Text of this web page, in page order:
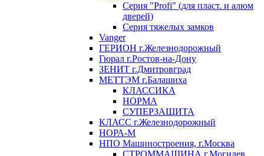
Серия "Profi" (для пласт. и алюм
дверей)
Серия тяжелых замков
Vanger
ГЕРИОН г.Железнодорожный
Гюрал г.Ростов-на-Дону
ЗЕНИТ г.Дмитровград
МЕТТЭМ г.Балашиха
КЛАССИКА
НОРМА
СУПЕРЗАЩИТА
КЛАСС г.Железнодорожный
НОРА-М
НПО Машиностроения, г.Москва
СТРОММАШИНА г.Могилев